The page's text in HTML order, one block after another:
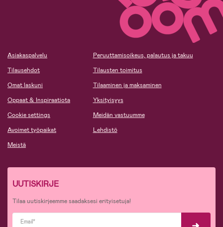
Asiakaspalvelu
Tilausehdot
Omat laskuni
Oppaat & Inspiraatiota
Cookie settings
Avoimet työpaikat
Meistä
Peruuttamisoikeus, palautus ja takuu
Tilausten toimitus
Tilaaminen ja maksaminen
Yksityisyys
Meidän vastuumme
Lehdistö
UUTISKIRJE
Tilaa uutiskirjeemme saadaksesi erityisetuja!
Email*